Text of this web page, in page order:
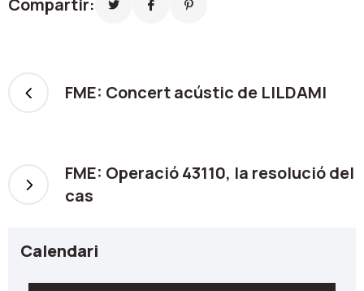
Compartir:
FME: Concert acústic de LILDAMI
FME: Operació 43110, la resolució del
cas
Calendari